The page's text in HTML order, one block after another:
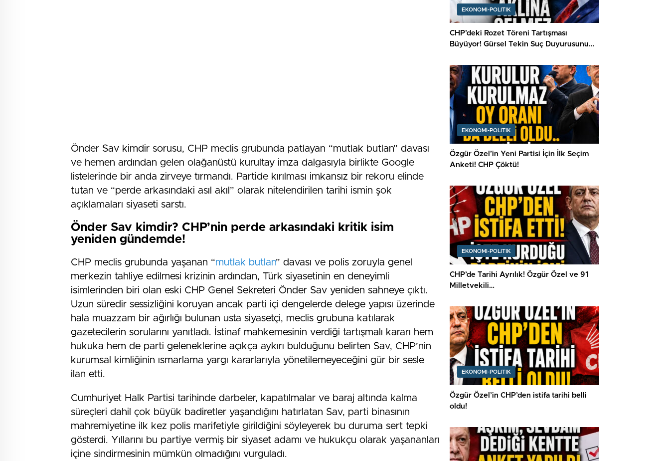
Önder Sav kimdir sorusu, CHP meclis grubunda patlayan “mutlak butlan” davası
ve hemen ardından gelen olağanüstü kurultay imza dalgasıyla birlikte Google
listelerinde bir anda zirveye tırmandı. Partide kırılması imkansız bir rekoru elinde
tutan ve “perde arkasındaki asıl akıl” olarak nitelendirilen tarihi ismin şok
açıklamaları siyaseti sarstı.
Önder Sav kimdir? CHP’nin perde arkasındaki kritik isim
yeniden gündemde!
CHP meclis grubunda yaşanan “mutlak butlan” davası ve polis zoruyla genel
merkezin tahliye edilmesi krizinin ardından, Türk siyasetinin en deneyimli
isimlerinden biri olan eski CHP Genel Sekreteri Önder Sav yeniden sahneye çıktı.
Uzun süredir sessizliğini koruyan ancak parti içi dengelerde delege yapısı üzerinde
hala muazzam bir ağırlığı bulunan usta siyasetçi, meclis grubuna katılarak
gazetecilerin sorularını yanıtladı. İstinaf mahkemesinin verdiği tartışmalı kararı hem
hukuka hem de parti geleneklerine açıkça aykırı bulduğunu belirten Sav, CHP’nin
kurumsal kimliğinin ısmarlama yargı kararlarıyla yönetilemeyeceğini gür bir sesle
ilan etti.
Cumhuriyet Halk Partisi tarihinde darbeler, kapatılmalar ve baraj altında kalma
süreçleri dahil çok büyük badiretler yaşandığını hatırlatan Sav, parti binasının
mahremiyetine ilk kez polis marifetiyle girildiğini söyleyerek bu duruma sert tepki
gösterdi. Yıllarını bu partiye vermiş bir siyaset adamı ve hukukçu olarak yaşananları
içine sindirmesinin mümkün olmadığını vurguladı.
EKONOMI-POLITIK
CHP’deki Rozet Töreni Tartışması
Büyüyor! Gürsel Tekin Suç Duyurusunu
EKONOMI-POLITIK
Özgür Özel’in Yeni Partisi İçin İlk Seçim
Anketi! CHP Çöktü!
EKONOMI-POLITIK
CHP’de Tarihi Ayrılık! Özgür Özel ve 91
Milletvekili…
EKONOMI-POLITIK
Özgür Özel’in CHP’den istifa tarihi belli
oldu!